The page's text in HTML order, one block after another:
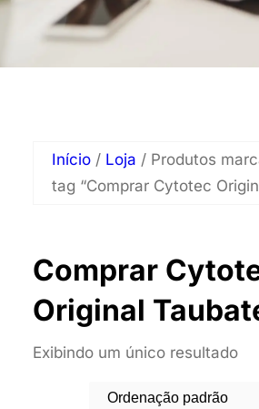
Início / Loja / Produtos
tag “Comprar Cytotec
Comprar
Original
Exibindo um único resultado